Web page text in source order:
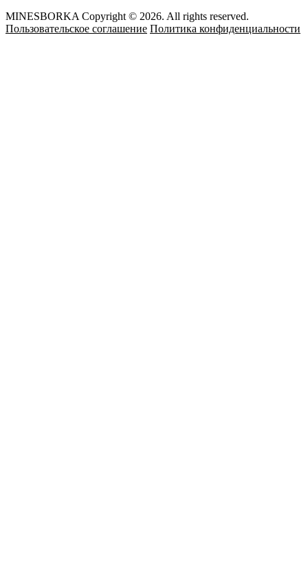
MINESBORKA Copyright © 2026. All rights reserved.
Пользовательское соглашение Политика конфиденциальности